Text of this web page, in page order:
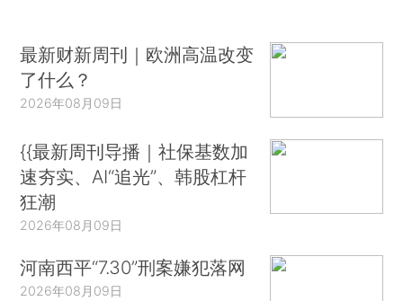
最新财新周刊｜欧洲高温改变
了什么？
2026年08月09日
{{最新周刊导播｜社保基数加
速夯实、AI“追光”、韩股杠杆
狂潮
2026年08月09日
河南西平“7.30”刑案嫌犯落网
2026年08月09日